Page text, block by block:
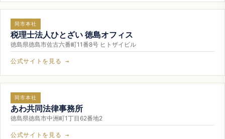
同市本社
税理士法人ひとざい 徳島オフィス
徳島県徳島市佐古六番町11番8号 ヒトザイビル
公式サイトを見る →
同市本社
あわ共同法律事務所
徳島県徳島市中洲町1丁目62番地2
公式サイトを見る →